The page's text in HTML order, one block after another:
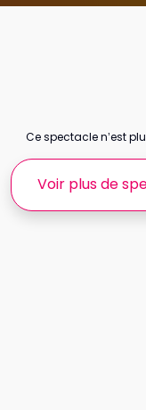
Ce spectacle n’est
Voir plus de